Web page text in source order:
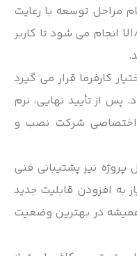
مراحل توسعه با رعایت
اصول امنیتی و استانداردهای UI/UX انجام می شود تا کاربر
کارفرما قرار می گیرد
از تأیید نهایی، نرم
شرکت نصب و
نیز پشتیبانی فنی
به افزودن قابلیت جدید
در بهترین وضعیت